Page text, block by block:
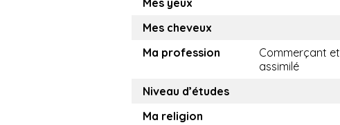
Mes yeux
Mes cheveux
Ma profession
Commerçant et
assimilé
Niveau d’études
Ma religion